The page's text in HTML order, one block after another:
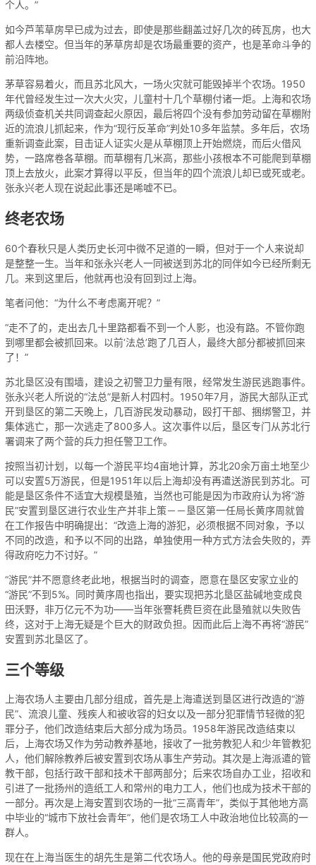
个人。”
如今芦苇草房早已成为过去，即使是那些翻盖过好几次的砖瓦房，也大
都人去楼空。但当年的茅草房却是农场最重要的资产，也是革命斗争的
前沿阵地。
茅草容易着火，而且苏北风大，一场火灾就可能毁掉半个农场。1950
年代曾经发生过一次大火灾，儿童村十几个草棚付诸一炬。上海和农场
两级侦查机关共同调查起火原因，最后将四个没有参加劳动留在草棚附
近的流浪儿抓起来，作为“现行反革命”判处10多年监禁。多年后，农场
重新调查此案，目击证人证实火是从草棚顶上开始燃烧，而后火借风
势，一路席卷各草棚。而草棚有几米高，那些小孩根本不可能爬到草棚
顶上去放火，此案才算得以平反，但当年的四个流浪儿却已或死或老。
张永兴老人现在说起此事还是唏嘘不已。
终老农场
60个春秋只是人类历史长河中微不足道的一瞬，但对于一个人来说却
是整整一生。当年和张永兴老人一同被送到苏北的同伴如今已经所剩无
几。来到这里后，他就再也没有回到过上海。
笔者问他：“为什么不考虑离开呢？”
“走不了的，走出去几十里路都看不到一个人影，也没有路。不管你跑
到哪里都会被抓回来。以前‘法总’跑了几百人，最终大部分都被抓回来
了！”
苏北垦区没有围墙，建设之初警卫力量有限，经常发生游民逃跑事件。
张永兴老人所说的“法总”是新人村四村。1950年7月，游民大部队正式
开到垦区的第二天晚上，几百游民发动暴动，殴打干部、捆绑警卫，并
集体逃亡，那一次逃走了800多人。这次事件以后，垦区专门从苏北行
署调来了两个营的兵力担任警卫工作。
按照当初计划，以每一个游民平均4亩地计算，苏北20余万亩土地至少
可以安置5万游民，但是1951年以后上海却没有再遣送游民到苏北。可
能是垦区条件不适宜大规模垦殖，当然也可能是因为市政府认为将“游
民”安置到垦区进行农业生产并非上策－－垦区第一任局长黄序周就曾
在工作报告中明确提出：“改造上海的游犯，必须根据不同对象，予以
不同的改造，和予以不同的出路，单独使用一种方式方法会失败的，弄
得政府吃力不讨好。”
“游民”并不愿意终老此地，根据当时的调查，愿意在垦区安家立业的
“游民”不到5%。同时黄序周也指出，要实现把苏北垦区盐碱地变成良
田沃野，非万亿元不为功——当年张謇耗费巨资在此垦殖就以失败告
终，这对于上海无疑是个巨大的财政负担。因而此后上海不再将“游民”
安置到苏北垦区了。
三个等级
上海农场人主要由几部分组成，首先是上海遣送到垦区进行改造的“游
民”、流浪儿童、残疾人和被收容的妇女以及一部分犯罪情节轻微的犯
罪分子，他们改造结束后大部分成为场员。1958年游民改造结束以
后，上海农场又作为劳动教养基地，接收了一批劳教犯人和少年管教犯
人，他们解除教养后被安置到农场从事生产劳动。其次是上海派遣的管
教干部，包括行政干部和技术干部两部分；后来农场自办工业，招收和
引进了一批扬州的造纸工人和常州的电力工人，他们也成为技术干部的
一部分。再次是上海安置到农场的一批“三高青年”，类似于其他地方高
中毕业的“城市下放社会青年”，他们是农场工人中政治地位比较高的一
群人。
现在在上海当医生的胡先生是第二代农场人。他的母亲是国民党政府时